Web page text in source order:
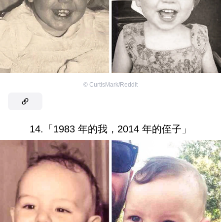
© CurtisMark/Reddit
14.「1983 年的我，2014 年的侄子」